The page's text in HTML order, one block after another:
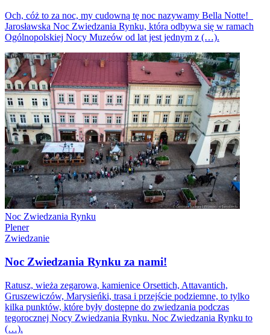
Och, cóż to za noc, my cudowną tę noc nazywamy Bella Notte!
Jarosławska Noc Zwiedzania Rynku, która odbywa się w ramach
Ogólnopolskiej Nocy Muzeów od lat jest jednym z (…).
Noc Zwiedzania Rynku
Plener
Zwiedzanie
Noc Zwiedzania Rynku za nami!
Ratusz, wieża zegarowa, kamienice Orsettich, Attavantich,
Gruszewiczów, Marysieńki, trasa i przejście podziemne, to tylko
kilka punktów, które były dostępne do zwiedzania podczas
tegorocznej Nocy Zwiedzania Rynku. Noc Zwiedzania Rynku to
(…).